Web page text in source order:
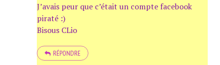
J’avais peur que c’était un compte facebook
piraté :)
Bisous CLio
RÉPONDRE